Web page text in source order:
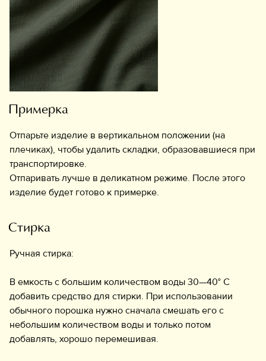
Примерка
Отпарьте изделие в вертикальном положении (на
плечиках), чтобы удалить складки, образовавшиеся при
транспортировке.
Отпаривать лучше в деликатном режиме. После этого
изделие будет готово к примерке.
Стирка
Ручная стирка:
В емкость с большим количеством воды 30—40° C
добавить средство для стирки. При использовании
обычного порошка нужно сначала смешать его с
небольшим количеством воды и только потом
добавлять, хорошо перемешивая.